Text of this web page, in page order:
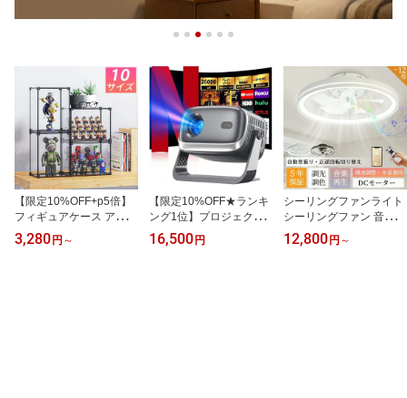
【限定10%OFF+p5倍】
フィギュアケース アクリ
ルケース コレクションケ
ース 【前開き/磁石扉】
3,280 円 ～
【限定10%OFF★ランキ
ング1位】プロジェクタ
ー 小型 家庭用 270度回
転 天井投影 4K対応 2600
16,500 円
シーリングファンライト
シーリングファン 音楽再
生 スピーカー内蔵 led 薄
型 12畳 10畳 8畳 360度
12,800 円 ～